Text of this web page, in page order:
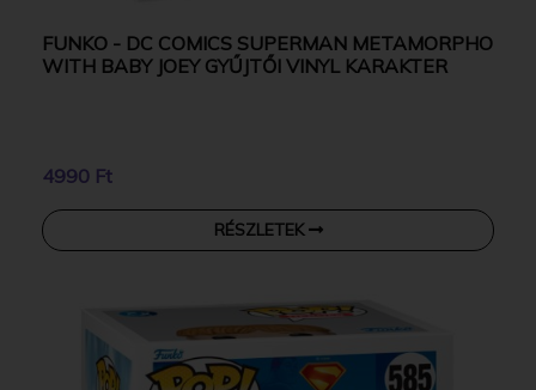
FUNKO - DC COMICS SUPERMAN METAMORPHO
WITH BABY JOEY GYŰJTŐI VINYL KARAKTER
4990 Ft
RÉSZLETEK